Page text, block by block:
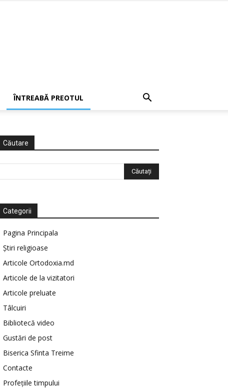
ÎNTREABĂ PREOTUL
Căutare
Categorii
Pagina Principala
Știri religioase
Articole Ortodoxia.md
Articole de la vizitatori
Articole preluate
Tâlcuiri
Bibliotecă video
Gustări de post
Biserica Sfinta Treime
Contacte
Profețiile timpului